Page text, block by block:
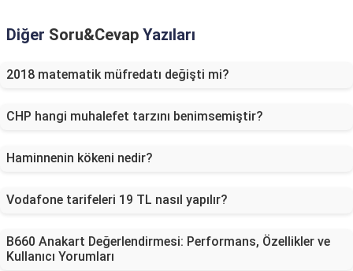
Diğer Soru&Cevap Yazıları
2018 matematik müfredatı değişti mi?
CHP hangi muhalefet tarzını benimsemiştir?
Haminnenin kökeni nedir?
Vodafone tarifeleri 19 TL nasıl yapılır?
B660 Anakart Değerlendirmesi: Performans, Özellikler ve
Kullanıcı Yorumları